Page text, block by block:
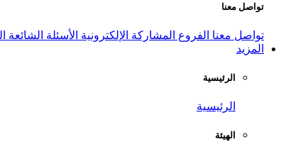
تواصل معنا
تواصل معنا الفروع المشاركة الإلكترونية الأسئلة الشائعة
المزيد
الرئيسية
الرئيسية
الهيئة